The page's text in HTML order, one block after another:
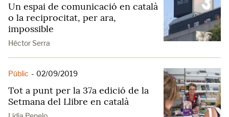
Un espai de comunicació en català
o la reciprocitat, per ara,
impossible
Héctor Serra
Públic - 02/09/2019
Tot a punt per la 37a edició de la
Setmana del Llibre en català